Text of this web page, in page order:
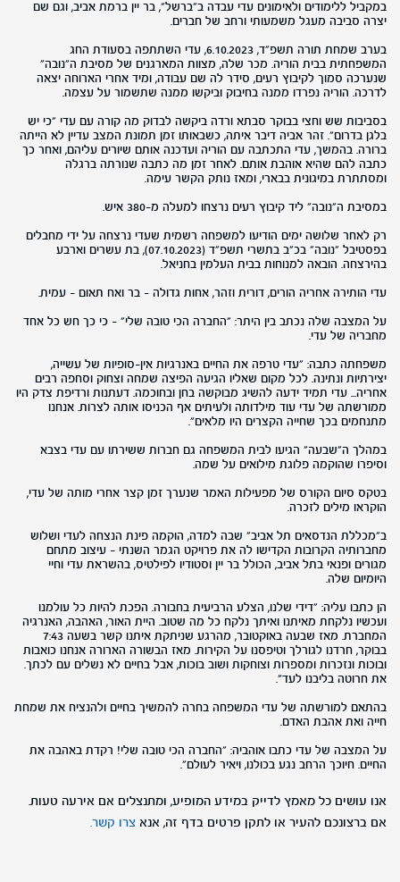
במקביל ללימודים ולאימונים עדי עבדה ב"ברשל", בר יין ברמת אביב, וגם שם
יצרה סביבה מעגל משמעותי ורחב של חברים.
בערב שמחת תורה תשפ"ד, 6.10.2023, עדי השתתפה בסעודת החג
המשפחתית בבית הוריה. מכר שלה, מצוות המארגנים של מסיבת ה"נובה"
שנערכה סמוך לקיבוץ רעים, סידר לה שם עבודה, ומיד אחרי הארוחה יצאה
לדרכה. הוריה נפרדו ממנה בחיבוק וביקשו ממנה שתשמור על עצמה.
בסביבות שש וחצי בבוקר סבתא ורדה ביקשה לבדוק מה קורה עם עדי "כי יש
בלגן בדרום". זהר אביה דיבר איתה, כשבאותו זמן תמונת המצב עדיין לא הייתה
ברורה. בהמשך, עדי התכתבה עם הוריה ועדכנה אותם שיורים עליהם, ואחר כך
כתבה להם שהיא אוהבת אותם. לאחר זמן מה כתבה שנורתה ברגלה
ומסתתרת במיגונית בבארי, ומאז נותק הקשר עימה.
במסיבת ה"נובה" ליד קיבוץ רעים נרצחו למעלה מ-380 איש.
רק לאחר שלושה ימים הודיעו למשפחה רשמית שעדי נרצחה על ידי מחבלים
בפסטיבל "נובה" בכ"ב בתשרי תשפ"ד (07.10.2023), בת עשרים וארבע
בהירצחה. הובאה למנוחות בבית העלמין בחניאל.
עדי הותירה אחריה הורים, דורית וזהר, אחות גדולה - בר ואח תאום - עמית.
על המצבה שלה נכתב בין היתר: "החברה הכי טובה שלי" – כי כך חש כל אחד
מחבריה של עדי.
משפחתה כתבה: "עדי טרפה את החיים באנרגיות אין-סופיות של עשייה,
יצירתיות ונתינה. לכל מקום שאליו הגיעה הפיצה שמחה וצחוק וסחפה רבים
אחריה... עדי תמיד ידעה להשיג מבוקשה בחן ובחוכמה. דעתנות ורדיפת צדק היו
ממורשתה של עדי עוד מילדותה ולעיתים אף הכניסו אותה לצרות. אנחנו
מתנחמים בכך שחייה הקצרים היו מלאים".
במהלך ה"שבעה" הגיעו לבית המשפחה גם חברות ששירתו עם עדי בצבא
וסיפרו שהוקמה פלוגת מילואים על שמה.
בטקס סיום הקורס של מפעילות האמר שנערך זמן קצר אחרי מותה של עדי,
הוקראו מילים לזכרה.
ב"מכללת הנדסאים תל אביב" שבה למדה, הוקמה פינת הנצחה לעדי ושלוש
מחברותיה הקרובות הקדישו לה את פרויקט הגמר השנתי - עיצוב מתחם
מגורים ופנאי בתל אביב, הכולל בר יין וסטודיו לפילטיס, בהשראת עדי וחיי
היומיום שלה.
הן כתבו עליה: "דידי שלנו, הצלע הרביעית בחבורה. הפכת להיות כל עולמנו
ועכשיו נלקחת מאיתנו ואיתך נלקח כל מה שטוב. היית האור, האהבה, האנרגיה
המחברת. מאז שבעה באוקטובר, מהרגע שניתקת איתנו קשר בשעה 7:43
בבוקר, חרדנו לגורלך וטיפסנו על הקירות. מאז הבשורה הארורה אנחנו כואבות
ובוכות ונזכרות ומספרות וצוחקות ושוב בוכות, אבל בחיים לא נשלים עם לכתך.
את חרוטה בליבנו לעד".
בהתאם למורשתה של עדי המשפחה בחרה להמשיך בחיים ולהנציח את שמחת
חייה ואת אהבת האדם.
על המצבה של עדי כתבו אוהביה: "החברה הכי טובה שלי! רקדת באהבה את
החיים. חיוכך הרחב נגע בכולנו, ויאיר לעולם".
אנו עושים כל מאמץ לדייק במידע המופיע, ומתנצלים אם אירעה טעות.
אם ברצונכם להעיר או לתקן פרטים בדף זה, אנא צרו קשר.